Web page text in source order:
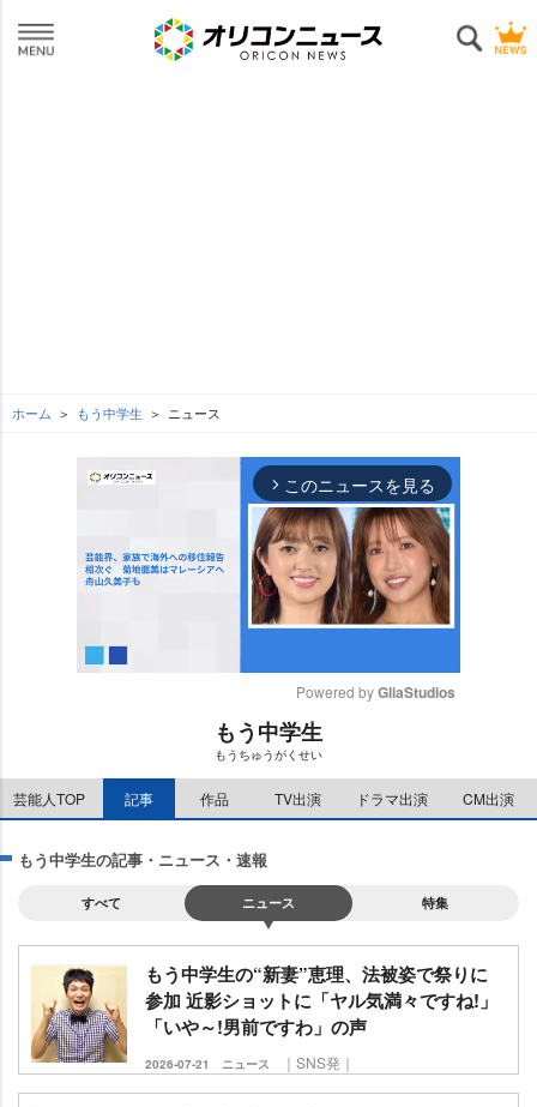
ホーム もう中学生 ニュース
arrow_forward_ios このニュースを見る
e
Powered by GliaStudios
もう中学生
もうちゅうがくせい
芸能人TOP 記事 作品 TV出演 ドラマ出演 CM出演
もう中学生の記事・ニュース・速報
すべて ニュース 特集
もう中学生の“新妻”恵理、法被姿で祭りに
参加 近影ショットに「ヤル気満々ですね!」
「いや～!男前ですわ」の声
2026-07-21 ニュース ｜SNS発｜